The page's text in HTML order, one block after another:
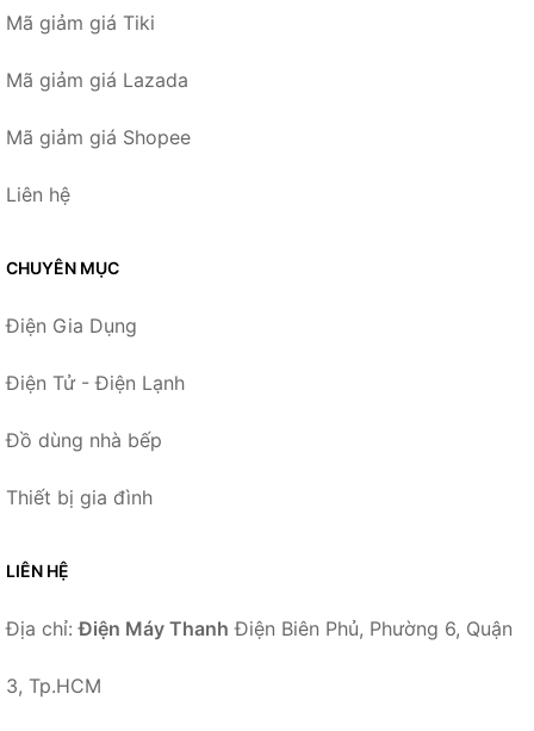
Mã giảm giá Tiki
Mã giảm giá Lazada
Mã giảm giá Shopee
Liên hệ
CHUYÊN MỤC
Điện Gia Dụng
Điện Tử - Điện Lạnh
Đồ dùng nhà bếp
Thiết bị gia đình
LIÊN HỆ
Địa chỉ:Điện Máy Thanh Điện Biên Phủ, Phường 6, Quận
3, Tp.HCM